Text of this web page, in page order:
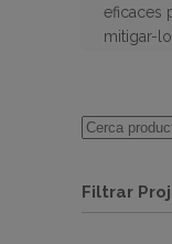
eficaces
mitigar-
Filtrar